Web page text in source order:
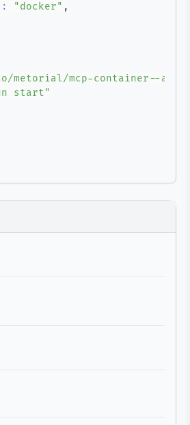
: "docker" ,
metorial/mcp-container--
start"